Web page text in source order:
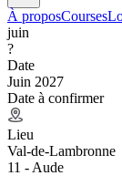
À proposCourses
juin
?
Date
Juin 2027
Date à confirmer
Lieu
Val-de-Lambronne
11 - Aude